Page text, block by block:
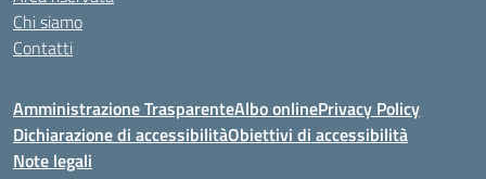
Chi siamo
Contatti
Amministrazione TrasparenteAlbo onlinePrivacy Policy
Dichiarazione di accessibilitàObiettivi di accessibilità
Note legali